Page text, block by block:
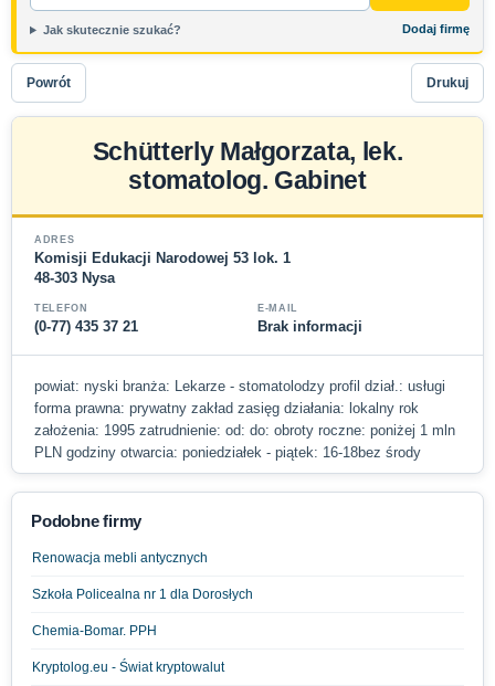
Jak skutecznie szukać? Dodaj firmę
Powrót Drukuj
Schütterly Małgorzata, lek.
stomatolog. Gabinet
ADRES
Komisji Edukacji Narodowej 53 lok. 1
48-303 Nysa
TELEFON
(0-77) 435 37 21
E-MAIL
Brak informacji
powiat: nyski branża: Lekarze - stomatolodzy profil dział.: usługi
forma prawna: prywatny zakład zasięg działania: lokalny rok
założenia: 1995 zatrudnienie: od: do: obroty roczne: poniżej 1 mln
PLN godziny otwarcia: poniedziałek - piątek: 16-18bez środy
Podobne firmy
Renowacja mebli antycznych
Szkoła Policealna nr 1 dla Dorosłych
Chemia-Bomar. PPH
Kryptolog.eu - Świat kryptowalut